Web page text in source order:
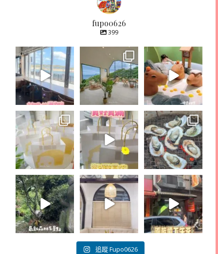
fupo0626
399
追蹤 Fupo0626